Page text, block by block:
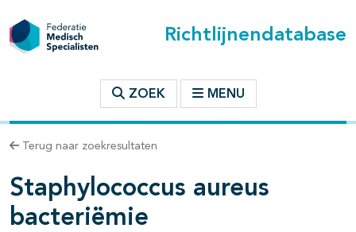
Richtlijnendatabase
ZOEK MENU
Terug naar zoekresultaten
Staphylococcus aureus
bacteriëmie
binnen deze richtlijn